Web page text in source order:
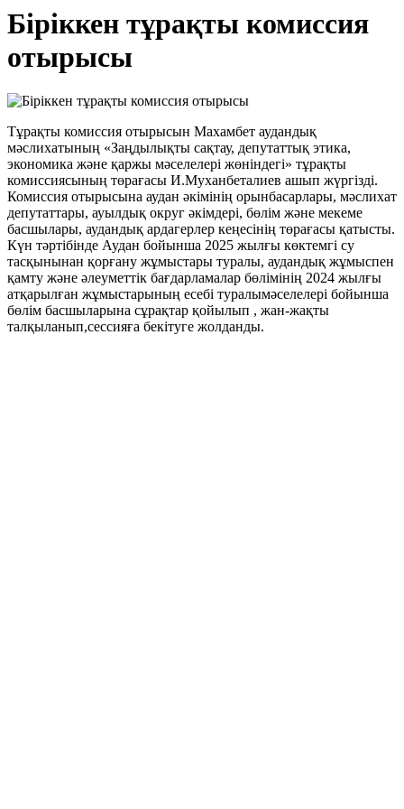
Біріккен тұрақты комиссия
отырысы
Тұрақты комиссия отырысын Махамбет аудандық
мәслихатының «Заңдылықты сақтау, депутаттық этика,
экономика және қаржы мәселелері жөніндегі» тұрақты
комиссиясының төрағасы И.Муханбеталиев ашып жүргізді.
Комиссия отырысына аудан әкімінің орынбасарлары, мәслихат
депутаттары, ауылдық округ әкімдері, бөлім және мекеме
басшылары, аудандық ардагерлер кеңесінің төрағасы қатысты.
Күн тәртібінде Аудан бойынша 2025 жылғы көктемгі су
тасқынынан қорғану жұмыстары туралы, аудандық жұмыспен
қамту және әлеуметтік бағдарламалар бөлімінің 2024 жылғы
атқарылған жұмыстарының есебі туралымәселелері бойынша
бөлім басшыларына сұрақтар қойылып , жан-жақты
талқыланып,сессияға бекітуге жолданды.